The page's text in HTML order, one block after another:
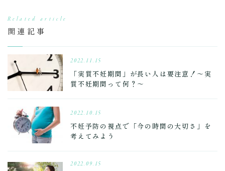
Related article
関連記事
2022.11.15
「実質不妊期間」が長い人は要注意！～実
質不妊期間って何？～
2022.10.15
不妊予防の視点で「今の時間の大切さ」を
考えてみよう
2022.09.15